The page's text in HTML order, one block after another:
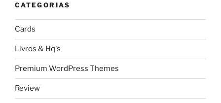
CATEGORIAS
Cards
Livros & Hq's
Premium WordPress Themes
Review